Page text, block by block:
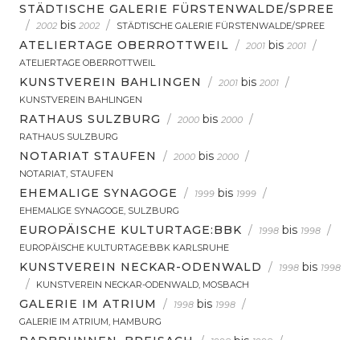
STÄDTISCHE GALERIE FÜRSTENWALDE/SPREE
/ 2002 bis 2002 / STÄDTISCHE GALERIE FÜRSTENWALDE/SPREE
ATELIERTAGE OBERROTTWEIL / 2001 bis 2001 /
ATELIERTAGE OBERROTTWEIL
KUNSTVEREIN BAHLINGEN / 2001 bis 2001 /
KUNSTVEREIN BAHLINGEN
RATHAUS SULZBURG / 2000 bis 2000 /
RATHAUS SULZBURG
NOTARIAT STAUFEN / 2000 bis 2000 /
NOTARIAT, STAUFEN
EHEMALIGE SYNAGOGE / 1999 bis 1999 /
EHEMALIGE SYNAGOGE, SULZBURG
EUROPÄISCHE KULTURTAGE:BBK / 1998 bis 1998 /
EUROPÄISCHE KULTURTAGE:BBK KARLSRUHE
KUNSTVEREIN NECKAR-ODENWALD / 1998 bis 1998
/ KUNSTVEREIN NECKAR-ODENWALD, MOSBACH
GALERIE IM ATRIUM / 1998 bis 1998 /
GALERIE IM ATRIUM, HAMBURG